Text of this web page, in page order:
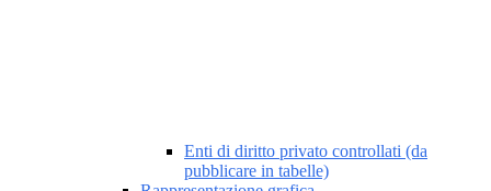
Enti di diritto privato controllati (da
pubblicare in tabelle)